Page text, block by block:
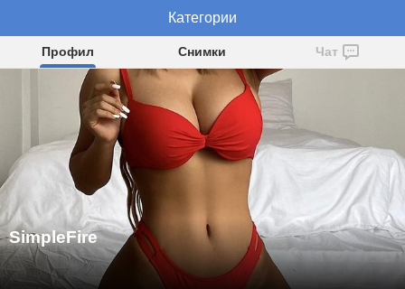
SimpleFire
Профил Снимки Чат
SimpleFire
Категории